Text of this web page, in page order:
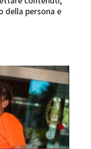
della persona e